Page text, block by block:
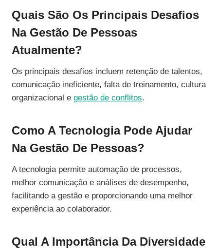
Quais São Os Principais Desafios
Na Gestão De Pessoas
Atualmente?
Os principais desafios incluem retenção de talentos,
comunicação ineficiente, falta de treinamento, cultura
organizacional e gestão de conflitos.
Como A Tecnologia Pode Ajudar
Na Gestão De Pessoas?
A tecnologia permite automação de processos,
melhor comunicação e análises de desempenho,
facilitando a gestão e proporcionando uma melhor
experiência ao colaborador.
Qual A Importância Da Diversidade